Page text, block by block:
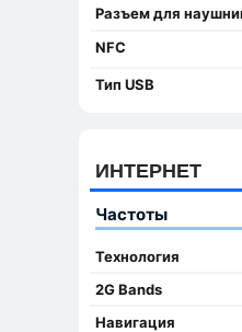
Разъем для
NFC
Тип USB
ИНТЕРНЕТ
Частоты
Технология
2G Bands
Навигация